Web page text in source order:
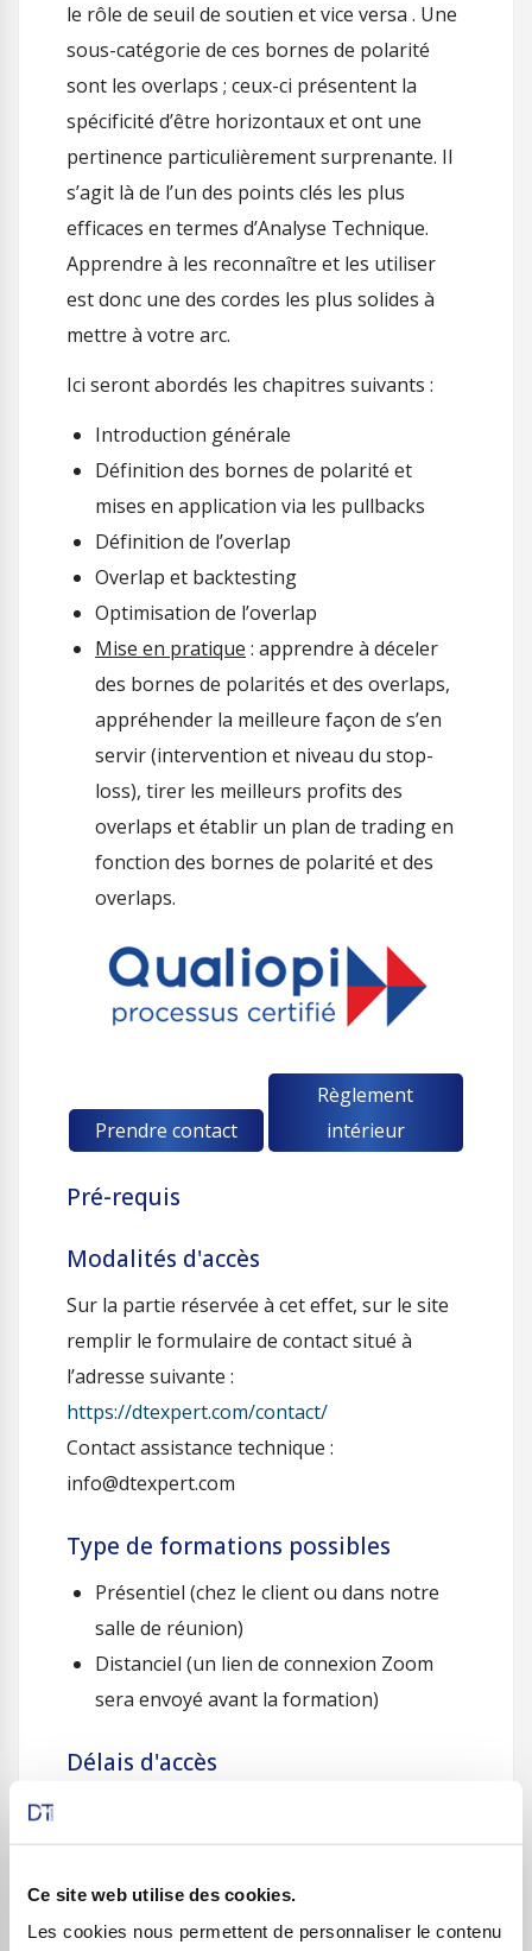
Ce site web utilise des cookies.
Les cookies nous permettent de personnaliser le contenu
le rôle de seuil de soutien et vice versa . Une
sous-catégorie de ces bornes de polarité
sont les overlaps ; ceux-ci présentent la
spécificité d’être horizontaux et ont une
pertinence particulièrement surprenante. Il
s’agit là de l’un des points clés les plus
efficaces en termes d’Analyse Technique.
Apprendre à les reconnaître et les utiliser
est donc une des cordes les plus solides à
mettre à votre arc.
Ici seront abordés les chapitres suivants :
Introduction générale
Définition des bornes de polarité et
mises en application via les pullbacks
Définition de l’overlap
Overlap et backtesting
Optimisation de l’overlap
Mise en pratique : apprendre à déceler
des bornes de polarités et des overlaps,
appréhender la meilleure façon de s’en
servir (intervention et niveau du stop-
loss), tirer les meilleurs profits des
overlaps et établir un plan de trading en
fonction des bornes de polarité et des
overlaps.
Prendre contact
Règlement
intérieur
Pré-requis
Modalités d'accès
Sur la partie réservée à cet effet, sur le site
remplir le formulaire de contact situé à
l’adresse suivante :
https://dtexpert.com/contact/
Contact assistance technique :
info@dtexpert.com
Type de formations possibles
Présentiel (chez le client ou dans notre
salle de réunion)
Distanciel (un lien de connexion Zoom
sera envoyé avant la formation)
Délais d'accès
signature du contrat